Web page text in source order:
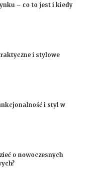
– co to jest i kiedy
i stylowe
i styl w
o nowoczesnych